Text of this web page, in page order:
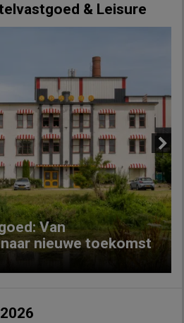
& Leisure
Van
nieuwe toekomst
Next